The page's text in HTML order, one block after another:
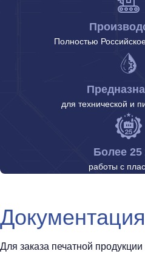
Полностью
для технической и
Более 25
работы с
Документация
Для заказа печатной